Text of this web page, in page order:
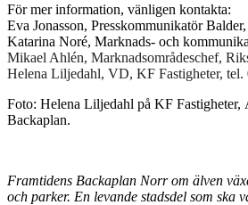
För mer information, vänligen kontakta:
Eva Jonasson, Presskommunikatör
Katarina Noré, Marknads- och
Mikael Ahlén, Marknadsområdeschef,
Helena Liljedahl, VD, KF Fastigheter, tel.
Foto: Helena Liljedahl på KF Fastigheter,
Backaplan.
Framtidens Backaplan Norr om älven
och parker. En levande stadsdel som